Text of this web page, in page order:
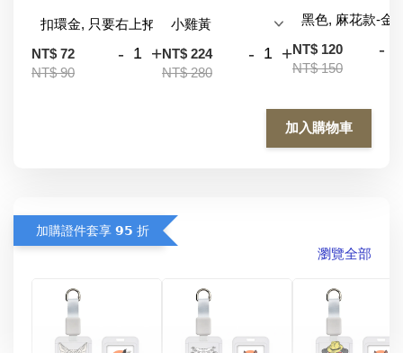
NT$ 72
NT$ 90
- +NT$ 224
NT$ 280
- +NT$ 120
NT$ 150
-
加入購物車
加購證件套享 𝟵𝟱 折
瀏覽全部